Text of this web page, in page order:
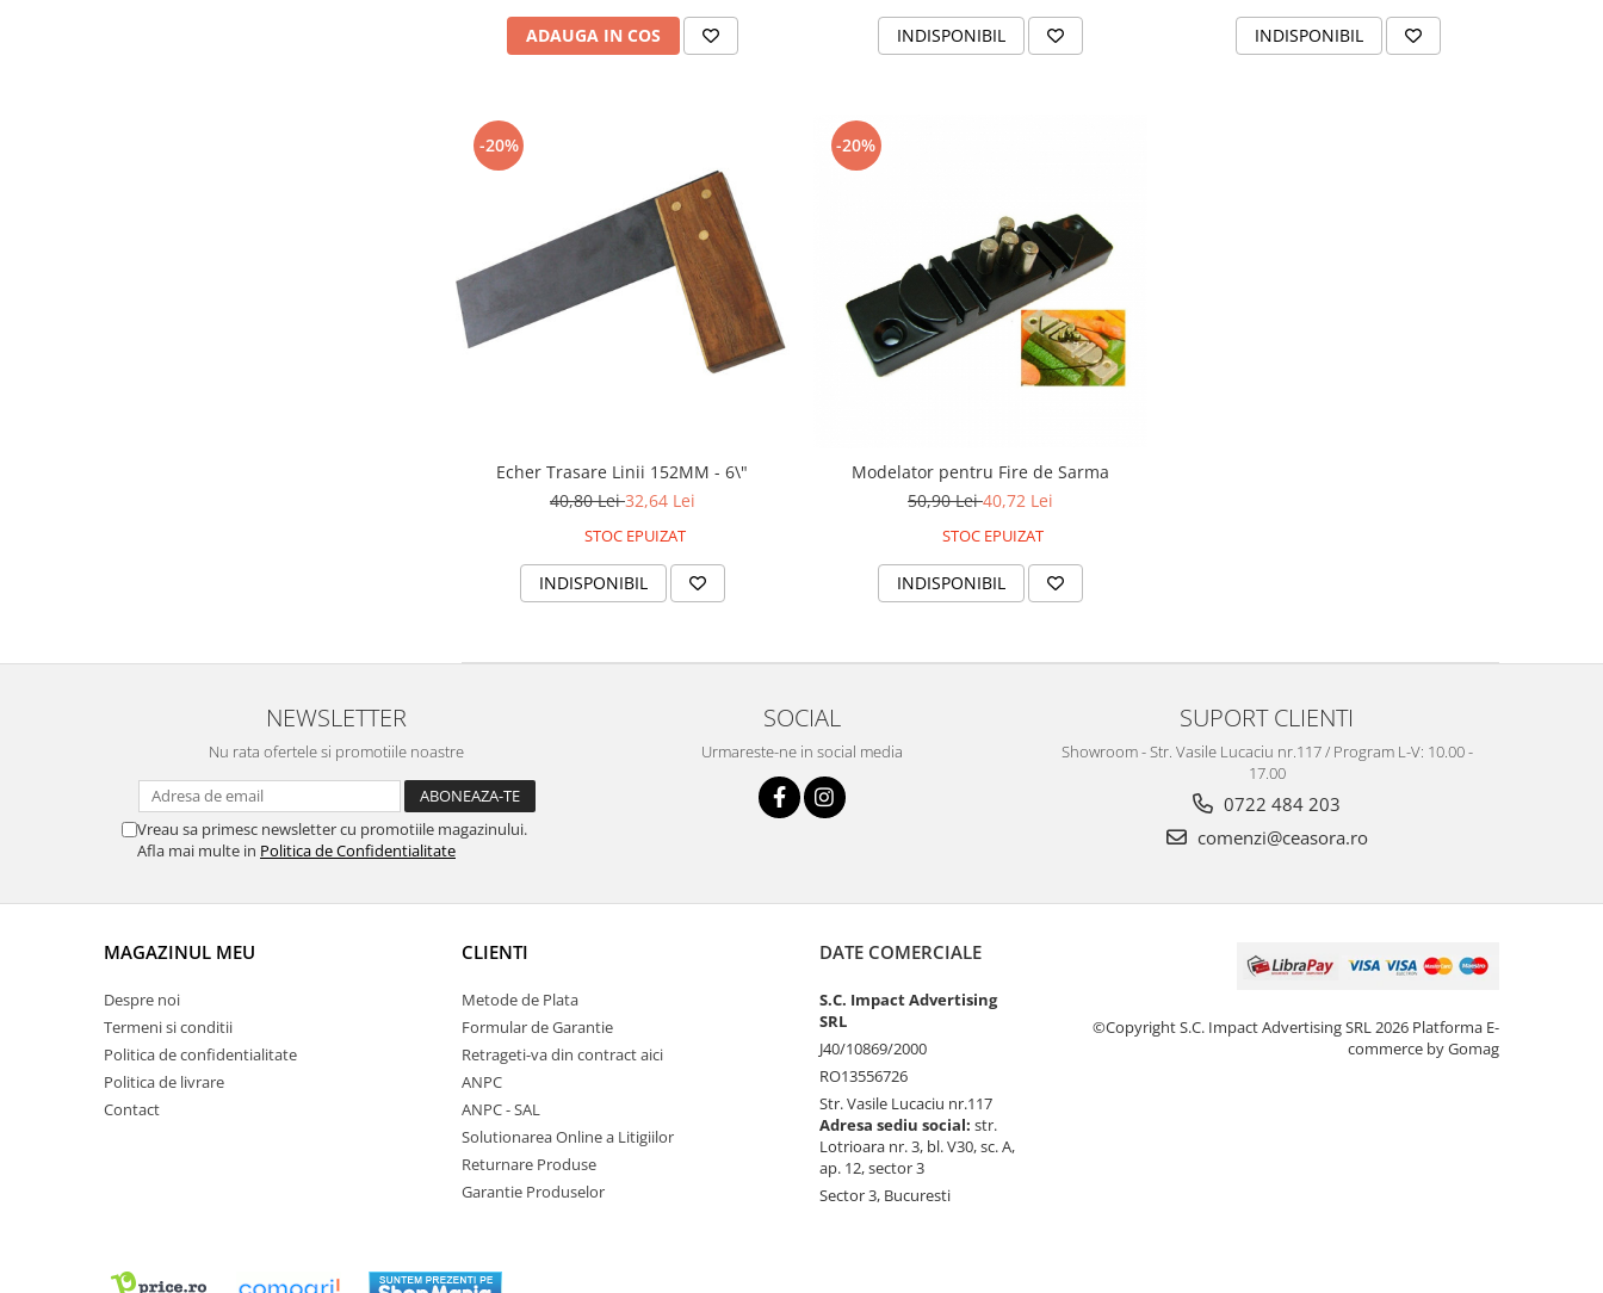
ADAUGA IN COS INDISPONIBIL INDISPONIBIL
-20%
Echer Trasare Linii 152MM - 6\"
40,80 Lei32,64 Lei
STOC EPUIZAT
INDISPONIBIL
-20%
Modelator pentru Fire de Sarma
50,90 Lei40,72 Lei
STOC EPUIZAT
INDISPONIBIL
NEWSLETTER
Nu rata ofertele si promotiile noastre
Vreau sa primesc newsletter cu promotiile magazinului.
Afla mai multe in Politica de Confidentialitate
SOCIAL
Urmareste-ne in social media
SUPORT CLIENTI
Showroom - Str. Vasile Lucaciu nr.117 / Program L-V: 10.00 -
17.00
0722 484 203
comenzi@ceasora.ro
MAGAZINUL MEU
Despre noi
Termeni si conditii
Politica de confidentialitate
Politica de livrare
Contact
CLIENTI
Metode de Plata
Formular de Garantie
Retrageti-va din contract aici
ANPC
ANPC - SAL
Solutionarea Online a Litigiilor
Returnare Produse
Garantie Produselor
DATE COMERCIALE
S.C. Impact Advertising
SRL
J40/10869/2000
RO13556726
Str. Vasile Lucaciu nr.117
Adresa sediu social: str.
Lotrioara nr. 3, bl. V30, sc. A,
ap. 12, sector 3
Sector 3, Bucuresti
©Copyright S.C. Impact Advertising SRL 2026 Platforma E-
commerce by Gomag